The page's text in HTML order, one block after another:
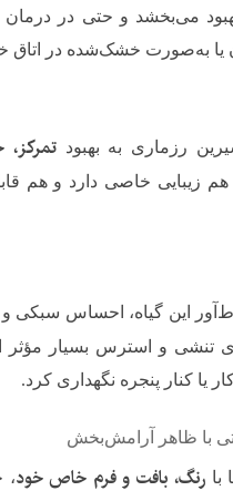
می‌بخشد و حتی در
یا به‌صورت خشک‌شده در اتاق
رزماری به بهبود
هم زیبایی خاصی دارد و هم
این گیاه، احساس سبکی و
تنشی و استرس بسیار مؤثر
یا کنار پنجره نگهداری کرد.
با ظاهر آرامش‌بخش
با رنگ، بافت و فرم خاص خود،